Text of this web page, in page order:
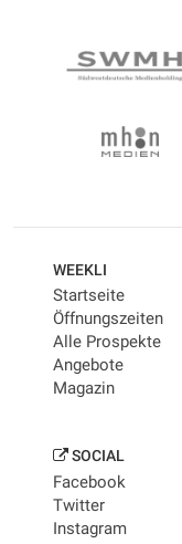
WEEKLI
Startseite
Öffnungszeiten
Alle Prospekte
Angebote
Magazin
SOCIAL
Facebook
Twitter
Instagram